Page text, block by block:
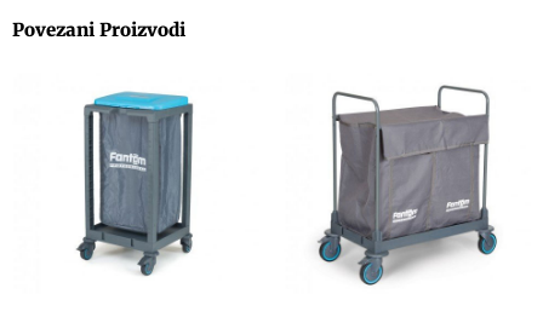
Povezani Proizvodi